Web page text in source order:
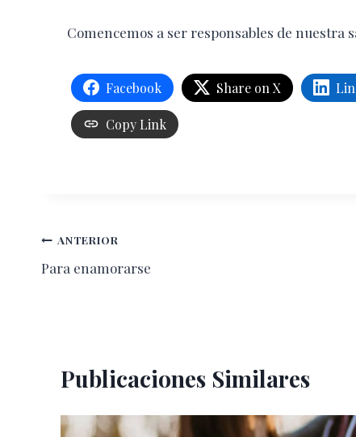
Comencemos a ser responsables de nuestra
Facebook Share on X
Copy Link
Navegación
de
ANTERIOR
Para enamorarse
Publicaciones Similares